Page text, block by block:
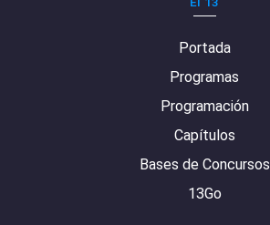
Portada
Programas
Programación
Capítulos
Bases de Concursos
13Go